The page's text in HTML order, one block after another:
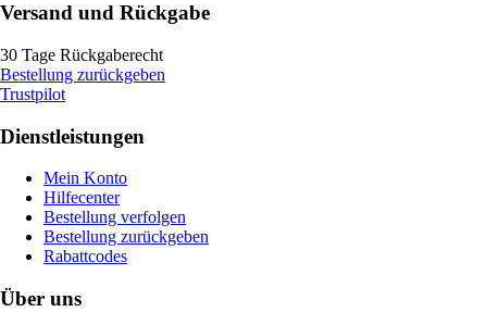
Versand und Rückgabe
30 Tage Rückgaberecht
Bestellung zurückgeben
Trustpilot
Dienstleistungen
Mein Konto
Hilfecenter
Bestellung verfolgen
Bestellung zurückgeben
Rabattcodes
Über uns